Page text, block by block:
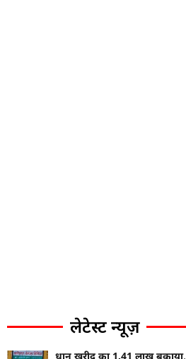
लेटेस्ट न्यूज़
धान खरीद का 1.41 लाख बकाया,